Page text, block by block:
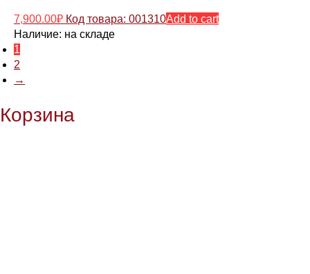
7,900.00₽ Код товара: 001310Add to cart
Наличие: на складе
1
2
→
Корзина